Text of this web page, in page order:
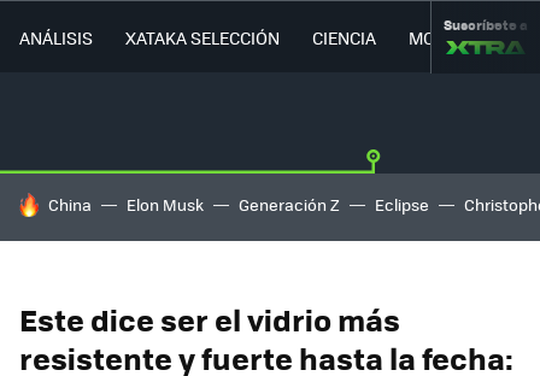
ANÁLISIS XATAKA SELECCIÓN CIENCIA MOVILIDAD
Suscríbete a
HOY SE HABLA DE
China Elon Musk Generación Z Eclipse
Este dice ser el vidrio más
resistente y fuerte hasta la fecha: